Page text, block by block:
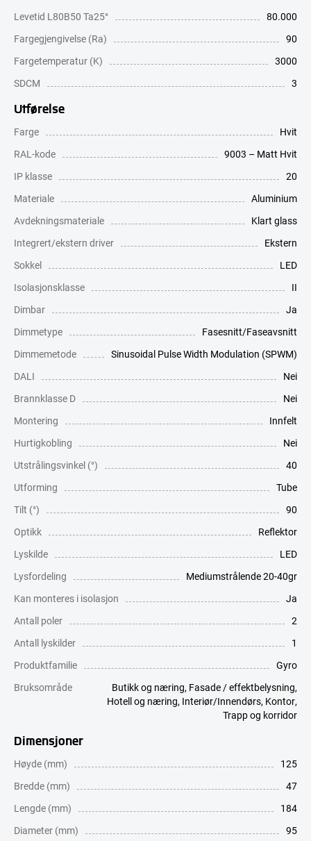
Levetid L80B50 Ta25°
80.000
Fargegjengivelse (Ra)
90
Fargetemperatur (K)
3000
SDCM
3
Utførelse
Farge
Hvit
RAL-kode
9003 – Matt Hvit
IP klasse
20
Materiale
Aluminium
Avdekningsmateriale
Klart glass
Integrert/ekstern driver
Ekstern
Sokkel
LED
Isolasjonsklasse
II
Dimbar
Ja
Dimmetype
Fasesnitt/Faseavsnitt
Dimmemetode
Sinusoidal Pulse Width Modulation (SPWM)
DALI
Nei
Brannklasse D
Nei
Montering
Innfelt
Hurtigkobling
Nei
Utstrålingsvinkel (°)
40
Utforming
Tube
Tilt (°)
90
Optikk
Reflektor
Lyskilde
LED
Lysfordeling
Mediumstrålende 20-40gr
Kan monteres i isolasjon
Ja
Antall poler
2
Antall lyskilder
1
Produktfamilie
Gyro
Bruksområde
Butikk og næring, Fasade / effektbelysning,
Hotell og næring, Interiør/Innendørs, Kontor,
Trapp og korridor
Dimensjoner
Høyde (mm)
125
Bredde (mm)
47
Lengde (mm)
184
Diameter (mm)
95